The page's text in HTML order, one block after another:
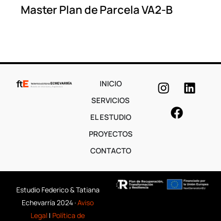
Master Plan de Parcela VA2-B
INICIO
SERVICIOS
EL ESTUDIO
PROYECTOS
CONTACTO
Estudio Federico & Tatiana
Echevarría 2024 ·Aviso
Legal | Política de